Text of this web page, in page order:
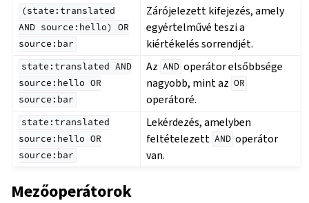
(state:translated
AND source:hello)
OR
source:bar
Zárójelezett kifejezés, amely
egyértelművé teszi a
kiértékelés sorrendjét.
state:translated AND
source:hello OR
source:bar
Az AND operátor elsőbbsége
nagyobb, mint az OR
operátoré.
state:translated
source:hello OR
source:bar
Lekérdezés, amelyben
feltételezett AND operátor
van.
Mezőoperátorok